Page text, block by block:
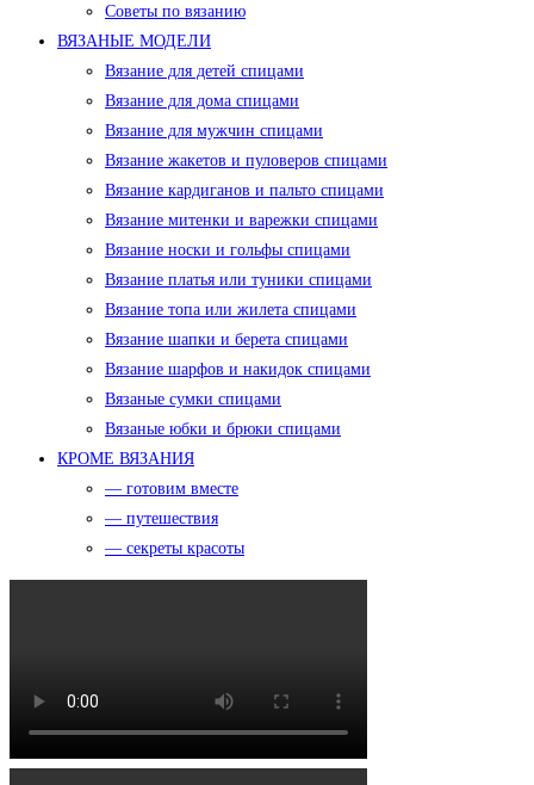
Советы по вязанию
ВЯЗАНЫЕ МОДЕЛИ
Вязание для детей спицами
Вязание для дома спицами
Вязание для мужчин спицами
Вязание жакетов и пуловеров спицами
Вязание кардиганов и пальто спицами
Вязание митенки и варежки спицами
Вязание носки и гольфы спицами
Вязание платья или туники спицами
Вязание топа или жилета спицами
Вязание шапки и берета спицами
Вязание шарфов и накидок спицами
Вязаные сумки спицами
Вязаные юбки и брюки спицами
КРОМЕ ВЯЗАНИЯ
— готовим вместе
— путешествия
— секреты красоты